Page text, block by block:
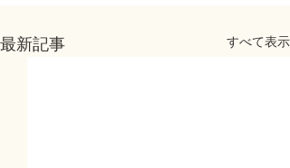
最新記事 すべて表示